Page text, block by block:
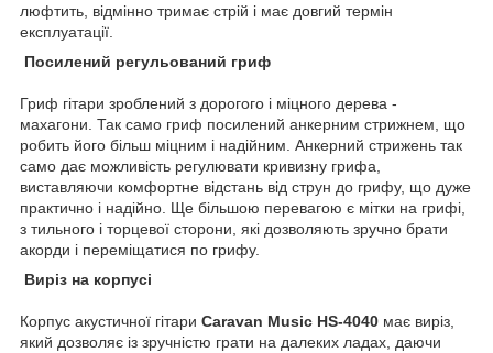
люфтить, відмінно тримає стрій і має довгий термін
експлуатації.
Посилений регульований гриф
Гриф гітари зроблений з дорогого і міцного дерева -
махагони. Так само гриф посилений анкерним стрижнем, що
робить його більш міцним і надійним. Анкерний стрижень так
само дає можливість регулювати кривизну грифа,
виставляючи комфортне відстань від струн до грифу, що дуже
практично і надійно. Ще більшою перевагою є мітки на грифі,
з тильного і торцевої сторони, які дозволяють зручно брати
акорди і переміщатися по грифу.
Виріз на корпусі
Корпус акустичної гітари Caravan Music HS-4040 має виріз,
який дозволяє із зручністю грати на далеких ладах, даючи